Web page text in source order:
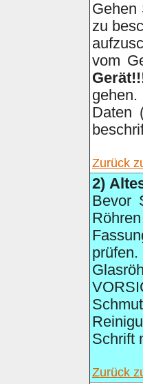
Gehen
zu
vom
Daten
Zurück
2)
Bevor
Schrift
Zurück